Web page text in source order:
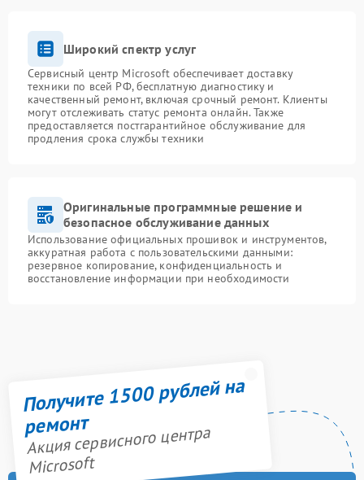
Широкий спектр услуг
Сервисный центр Microsoft обеспечивает доставку
техники по всей РФ, бесплатную диагностику и
качественный ремонт, включая срочный ремонт. Клиенты
могут отслеживать статус ремонта онлайн. Также
предоставляется постгарантийное обслуживание для
продления срока службы техники
Оригинальные программные решение и
безопасное обслуживание данных
Использование официальных прошивок и инструментов,
аккуратная работа с пользовательскими данными:
резервное копирование, конфиденциальность и
восстановление информации при необходимости
Получите 1500 рублей на
ремонт
Акция сервисного центра
Microsoft